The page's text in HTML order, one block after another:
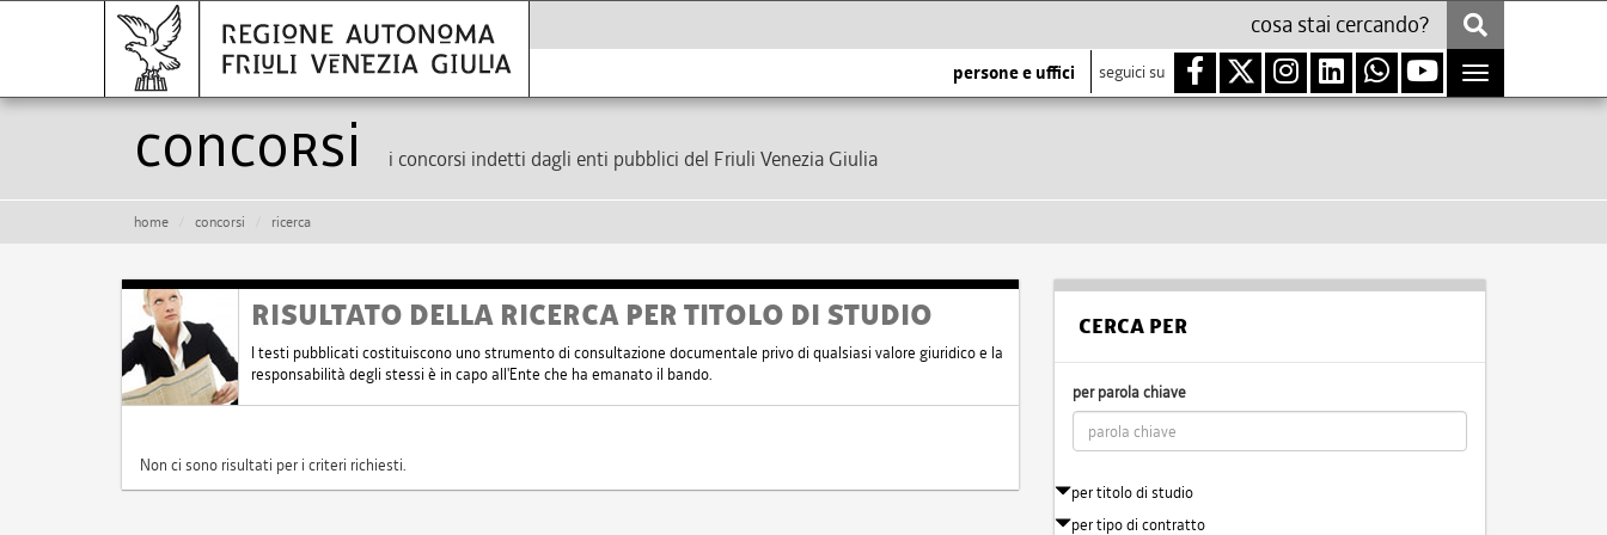
persone e uffici seguici su
Toggle
navigation
Concorsi i concorsi indetti dagli enti pubblici del Friuli Venezia Giulia
home concorsi ricerca
RISULTATO DELLA RICERCA PER TITOLO DI STUDIO
I testi pubblicati costituiscono uno strumento di consultazione documentale privo di qualsiasi valore giuridico e la
responsabilità degli stessi è in capo all'Ente che ha emanato il bando.
Non ci sono risultati per i criteri richiesti.
CERCA PER
per parola chiave
per titolo di studio
per tipo di contratto